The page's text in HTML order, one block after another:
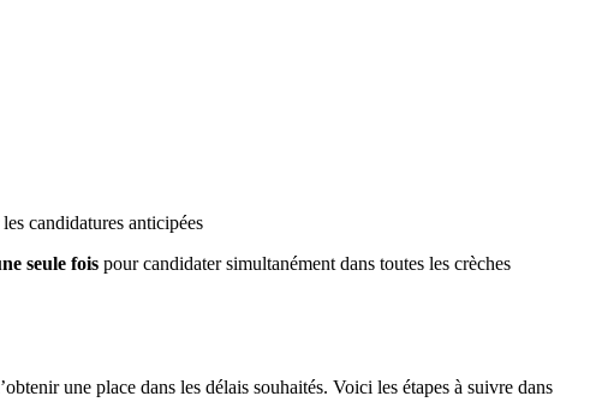
candidatures anticipées
seule fois pour candidater simultanément dans toutes les crèches
une place dans les délais souhaités. Voici les étapes à suivre dans